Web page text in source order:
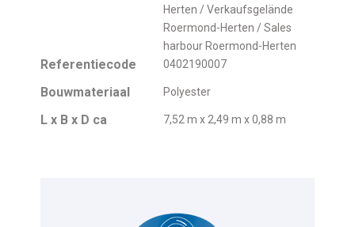
Herten / Verkaufsgelände
Roermond-Herten / Sales
harbour Roermond-Herten
Referentiecode 0402190007
Bouwmateriaal Polyester
L x B x D ca 7,52 m x 2,49 m x 0,88 m